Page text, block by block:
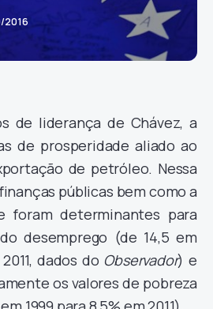
2016
de liderança de Chávez, a
de prosperidade aliado ao
de petróleo. Nessa
públicas bem como a
foram determinantes para
desemprego (de 14,5 em
dados do Observador) e
os valores de pobreza